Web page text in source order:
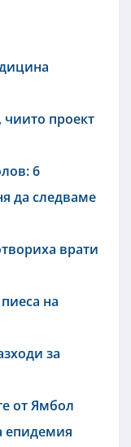
чиито проект
6
да следваме
врати
на
за
от Ямбол
епидемия